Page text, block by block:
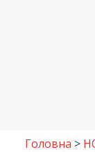
Головна >